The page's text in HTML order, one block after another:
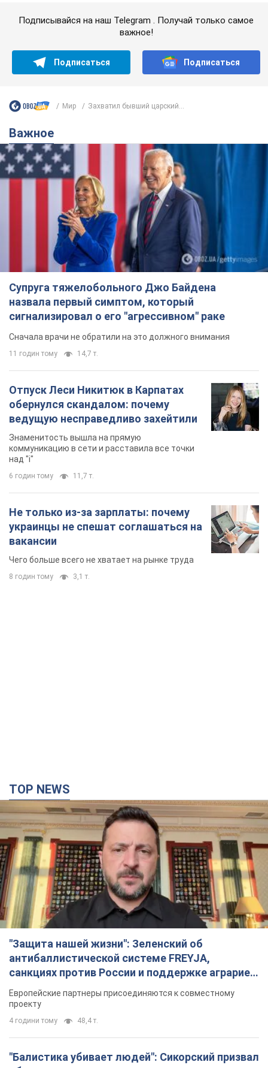
Подписывайся на наш Telegram . Получай только самое
важное!
Подписаться Подписаться
Мир Захватил бывший царский...
Важное
Супруга тяжелобольного Джо Байдена
назвала первый симптом, который
сигнализировал о его "агрессивном" раке
Сначала врачи не обратили на это должного внимания
11 годин тому 14,7 т.
Отпуск Леси Никитюк в Карпатах
обернулся скандалом: почему
ведущую несправедливо захейтили
Знаменитость вышла на прямую
коммуникацию в сети и расставила все точки
над "i"
6 годин тому 11,7 т.
Не только из-за зарплаты: почему
украинцы не спешат соглашаться на
вакансии
Чего больше всего не хватает на рынке труда
8 годин тому 3,1 т.
TOP NEWS
"Защита нашей жизни": Зеленский об
антибаллистической системе FREYJA,
санкциях против России и поддержке аграриев.
Видео
Европейские партнеры присоединяются к совместному
проекту
4 години тому 48,4 т.
"Балистика убивает людей": Сикорский призвал